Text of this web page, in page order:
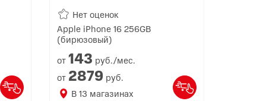
Нет оценок
Apple iPhone 16 256GB
(бирюзовый)
от143 руб./мес.
от 2879руб.
В13 магазинах